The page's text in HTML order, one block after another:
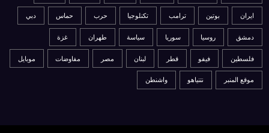
ايران بوتين ترامب تكنلوجيا حرب حماس دبي
دمشق روسيا سوريا سياسة طهران غزة
فلسطين فيفو قطر لبنان مصر مفاوضات موبايل
موقع المنبر نتنياهو واشنطن